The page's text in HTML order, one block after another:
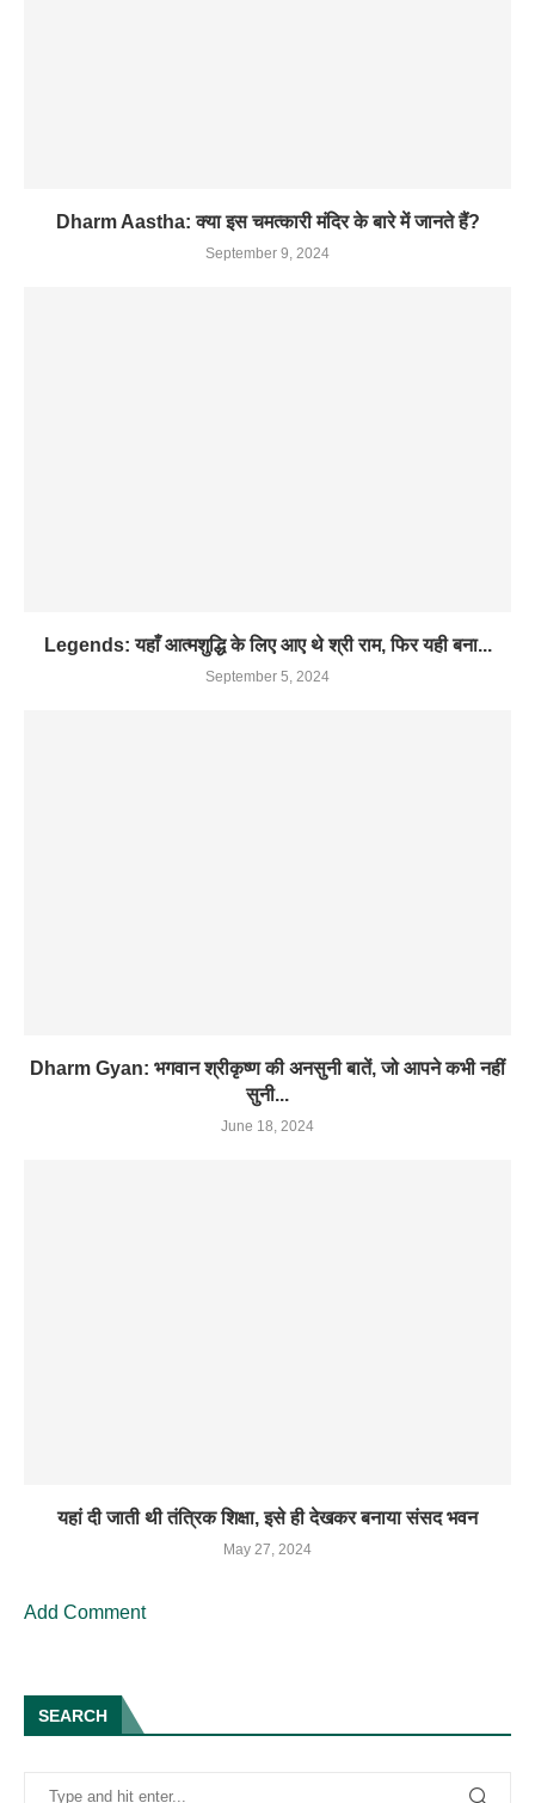
Dharm Aastha: क्या इस चमत्कारी मंदिर के बारे में जानते हैं?
September 9, 2024
Legends: यहाँ आत्मशुद्धि के लिए आए थे श्री राम, फिर यही बना...
September 5, 2024
Dharm Gyan: भगवान श्रीकृष्ण की अनसुनी बातें, जो आपने कभी नहीं
सुनी...
June 18, 2024
यहां दी जाती थी तंत्रिक शिक्षा, इसे ही देखकर बनाया संसद भवन
May 27, 2024
Add Comment
SEARCH